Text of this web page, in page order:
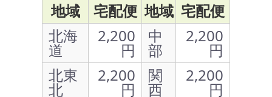
地域
宅配便 地域 宅配便
北海
道
2,200
円
中
部
2,200
円
北東
北
2,200
円
関
西
2,200
円